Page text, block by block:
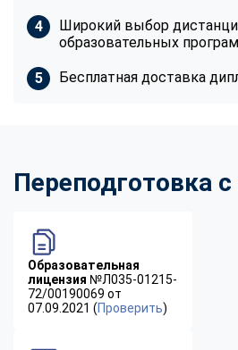
Широкий выбор
образовательных
Бесплатная доставка
Переподготовка
Образовательная
лицензия №Л035-01215-
72/00190069 от
07.09.2021 (Проверить)